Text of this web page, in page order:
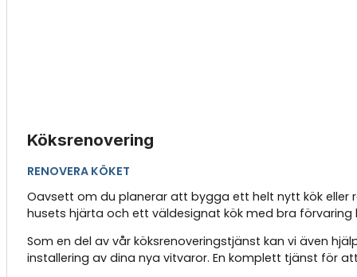
Köksrenovering
RENOVERA KÖKET
Oavsett om du planerar att bygga ett helt nytt kök eller
husets hjärta och ett väldesignat kök med bra
Som en del av vår köksrenoveringstjänst kan vi även
installering av dina nya vitvaror. En komplett tjänst för